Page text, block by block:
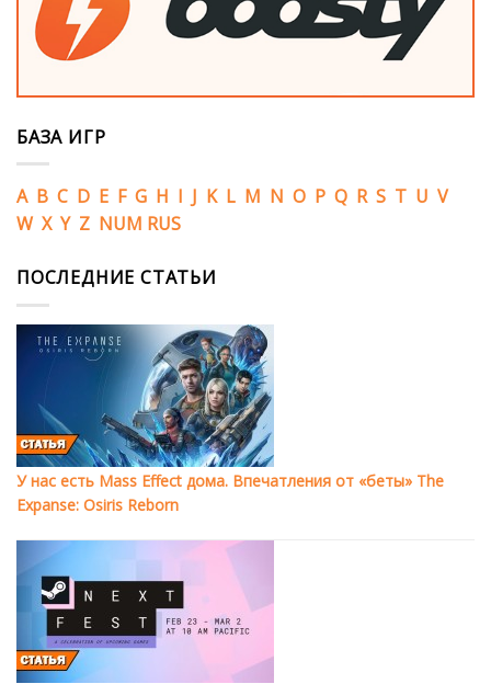
БАЗА ИГР
A B C D E F G H I J K L M N O P Q R S T U V
W X Y Z NUM RUS
ПОСЛЕДНИЕ СТАТЬИ
У нас есть Mass Effect дома. Впечатления от «беты» The
Expanse: Osiris Reborn